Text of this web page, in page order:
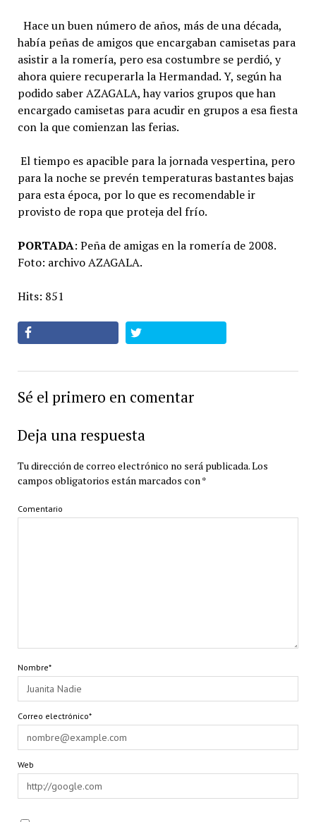
Hace un buen número de años, más de una década,
había peñas de amigos que encargaban camisetas para
asistir a la romería, pero esa costumbre se perdió, y
ahora quiere recuperarla la Hermandad. Y, según ha
podido saber AZAGALA, hay varios grupos que han
encargado camisetas para acudir en grupos a esa fiesta
con la que comienzan las ferias.
El tiempo es apacible para la jornada vespertina, pero
para la noche se prevén temperaturas bastantes bajas
para esta época, por lo que es recomendable ir
provisto de ropa que proteja del frío.
PORTADA: Peña de amigas en la romería de 2008.
Foto: archivo AZAGALA.
Hits: 851
Sé el primero en comentar
Deja una respuesta
Tu dirección de correo electrónico no será publicada.Los
campos obligatorios están marcados con*
Comentario
Nombre*
Correo electrónico*
Web